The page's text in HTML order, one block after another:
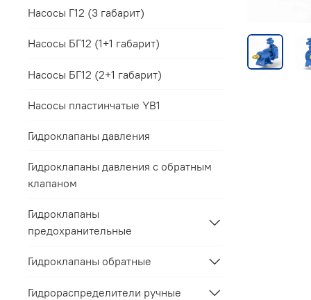
Насосы Г12 (3 габарит)
Насосы БГ12 (1+1 габарит)
Насосы БГ12 (2+1 габарит)
Насосы пластинчатые YB1
Гидроклапаны давления
Гидроклапаны давления с обратным
клапаном
Гидроклапаны
предохранительные
Гидроклапаны обратные
Гидрораспределители ручные